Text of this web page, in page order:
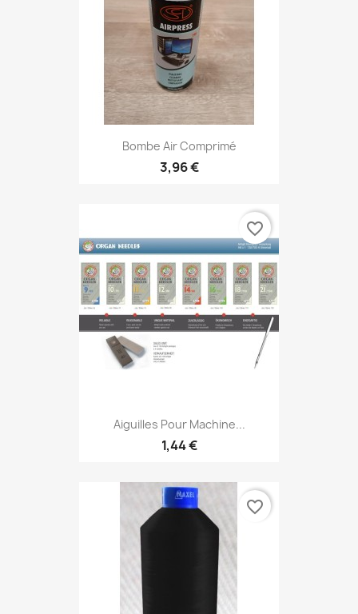
Bombe Air Comprimé
3,96 €
Aiguilles Pour Machine...
1,44 €
favorite_border
favorite_border